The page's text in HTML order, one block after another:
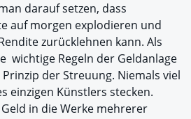
darauf setzen, dass
auf morgen explodieren und
zurücklehnen kann. Als
wichtige Regeln der Geldanlage
der Streuung. Niemals viel
einzigen Künstlers stecken.
in die Werke mehrerer